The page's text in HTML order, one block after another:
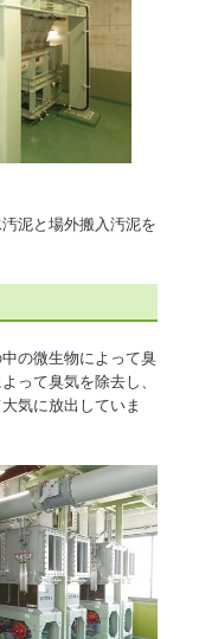
泥と場外搬入汚泥を
の微生物によって臭
って臭気を除去し、
気に放出していま